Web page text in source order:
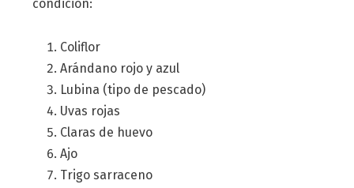
condición:
Coliflor
Arándano rojo y azul
Lubina (tipo de pescado)
Uvas rojas
Claras de huevo
Ajo
Trigo sarraceno